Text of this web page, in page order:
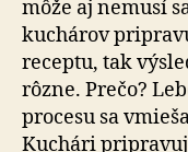
môže aj nemusí
kuchárov
receptu, tak
rôzne. Prečo?
procesu sa
Kuchári